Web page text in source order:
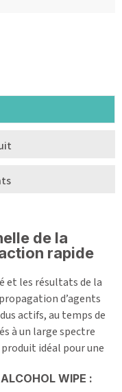
de la
rapide
et les résultats de la
d’agents
actifs, au temps de
à un large spectre
idéal pour une
WIPE :